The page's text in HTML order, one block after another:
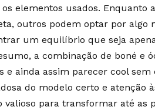
elementos usados.
outros podem optar por algo
um equilíbrio que seja
a combinação de boné e
e ainda assim parecer cool
do modelo certo e atenção
valioso para transformar até as